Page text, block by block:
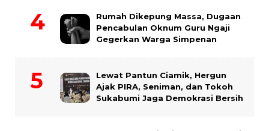
Rumah Dikepung Massa, Dugaan
Pencabulan Oknum Guru Ngaji
Gegerkan Warga Simpenan
Lewat Pantun Ciamik, Hergun
Ajak PIRA, Seniman, dan Tokoh
Sukabumi Jaga Demokrasi Bersih